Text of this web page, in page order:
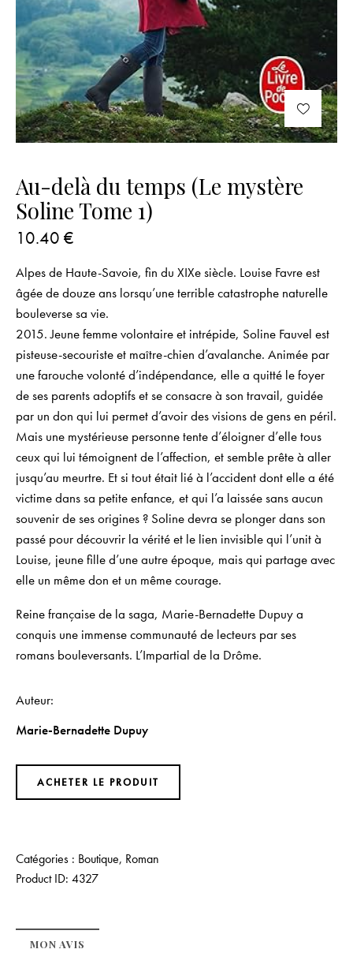
Au-delà du temps (Le mystère
Soline Tome 1)
10.40 €
Alpes de Haute-Savoie, fin du XIXe siècle. Louise Favre est
âgée de douze ans lorsqu’une terrible catastrophe naturelle
bouleverse sa vie.
2015. Jeune femme volontaire et intrépide, Soline Fauvel est
pisteuse-secouriste et maître-chien d’avalanche. Animée par
une farouche volonté d’indépendance, elle a quitté le foyer
de ses parents adoptifs et se consacre à son travail, guidée
par un don qui lui permet d’avoir des visions de gens en péril.
Mais une mystérieuse personne tente d’éloigner d’elle tous
ceux qui lui témoignent de l’affection, et semble prête à aller
jusqu’au meurtre. Et si tout était lié à l’accident dont elle a été
victime dans sa petite enfance, et qui l’a laissée sans aucun
souvenir de ses origines ? Soline devra se plonger dans son
passé pour découvrir la vérité et le lien invisible qui l’unit à
Louise, jeune fille d’une autre époque, mais qui partage avec
elle un même don et un même courage.
Reine française de la saga, Marie-Bernadette Dupuy a
conquis une immense communauté de lecteurs par ses
romans bouleversants. L’Impartial de la Drôme.
Auteur
Marie-Bernadette Dupuy
ACHETER LE PRODUIT
Catégories : Boutique, Roman
Product ID: 4327
MON AVIS